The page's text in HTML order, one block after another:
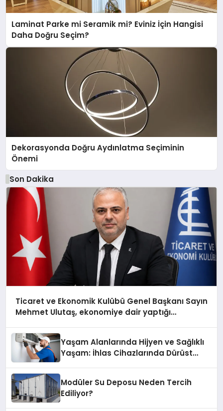
Laminat Parke mi Seramik mi? Eviniz İçin Hangisi
Daha Doğru Seçim?
Dekorasyonda Doğru Aydınlatma Seçiminin
Önemi
Son Dakika
Ticaret ve Ekonomik Kulübü Genel Başkanı Sayın
Mehmet Ulutaş, ekonomiye dair yaptığı
Yaşam Alanlarında Hijyen ve Sağlıklı
Yaşam: İhlas Cihazlarında Dürüst
Modüler Su Deposu Neden Tercih
Ediliyor?